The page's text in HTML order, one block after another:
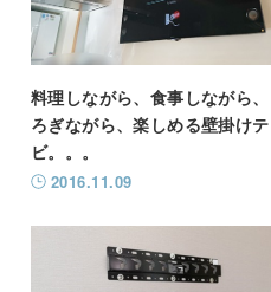
料理しながら、食事しながら
ろぎながら、楽しめる壁掛け
ビ。。。
2016.11.09